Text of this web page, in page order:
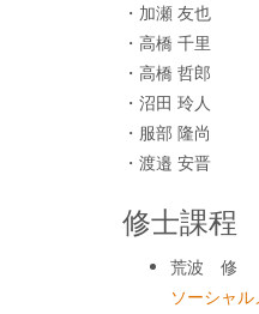
・加瀬 友也
・高橋 千里
・高橋 哲郎
・沼田 玲人
・服部 隆尚
・渡邉 安晋
修士課程
荒波 修
ソーシャ